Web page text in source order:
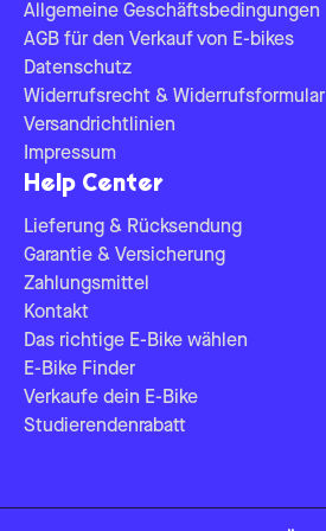
Allgemeine Geschäftsbedingungen
AGB für den Verkauf von E-bikes
Datenschutz
Widerrufsrecht & Widerrufsformular
Versandrichtlinien
Impressum
Help Center
Lieferung & Rücksendung
Garantie & Versicherung
Zahlungsmittel
Kontakt
Das richtige E-Bike wählen
E-Bike Finder
Verkaufe dein E-Bike
Studierendenrabatt